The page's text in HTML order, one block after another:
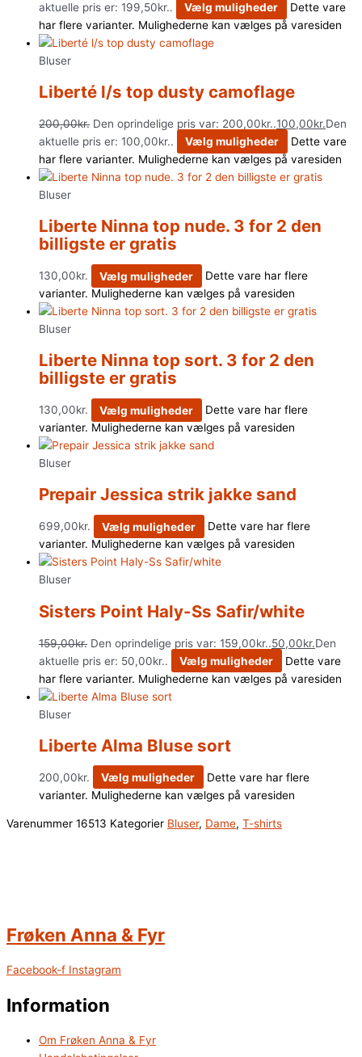
aktuelle pris er: 199,50kr..
Vælg muligheder
Dette vare
har flere varianter. Mulighederne kan vælges på varesiden
Bluser
Liberté l/s top dusty camoflage
200,00kr. Den oprindelige pris var: 200,00kr..100,00kr.Den
aktuelle pris er: 100,00kr..
Vælg muligheder
Dette vare
har flere varianter. Mulighederne kan vælges på varesiden
Bluser
Liberte Ninna top nude. 3 for 2 den
billigste er gratis
130,00kr. Vælg muligheder
Dette vare har flere
varianter. Mulighederne kan vælges på varesiden
Bluser
Liberte Ninna top sort. 3 for 2 den
billigste er gratis
130,00kr. Vælg muligheder
Dette vare har flere
varianter. Mulighederne kan vælges på varesiden
Bluser
Prepair Jessica strik jakke sand
699,00kr. Vælg muligheder
Dette vare har flere
varianter. Mulighederne kan vælges på varesiden
Bluser
Sisters Point Haly-Ss Safir/white
159,00kr. Den oprindelige pris var: 159,00kr..50,00kr.Den
aktuelle pris er: 50,00kr..
Vælg muligheder
Dette vare
har flere varianter. Mulighederne kan vælges på varesiden
Bluser
Liberte Alma Bluse sort
200,00kr. Vælg muligheder
Dette vare har flere
varianter. Mulighederne kan vælges på varesiden
Varenummer 16513 Kategorier Bluser, Dame, T-shirts
Frøken Anna & Fyr
Facebook-f Instagram
Information
Om Frøken Anna & Fyr